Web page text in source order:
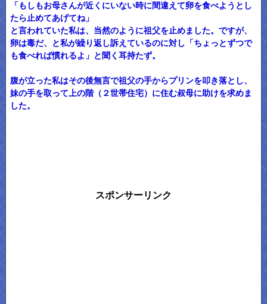
「もしもお母さんが近くにいない時に間違えて卵を食べようとし
たら止めてあげてね」
と言われていた私は、当然のように祖父を止めました。ですが、
卵は毒だ、と私が繰り返し訴えているのに対し「ちょっとずつで
も食べれば慣れるよ」と聞く耳持たず。
腹が立った私はその後無言で祖父の手からプリンを叩き落とし、
妹の手を取って上の階（２世帯住宅）に住む叔母に助けを求めま
した。
スポンサーリンク